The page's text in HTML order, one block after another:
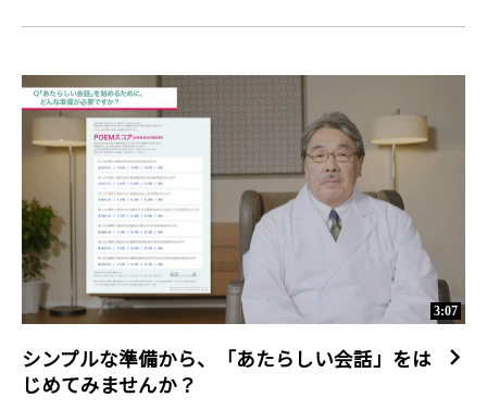
3:07
シンプルな準備から、「あたらしい会話」をは
じめてみませんか？